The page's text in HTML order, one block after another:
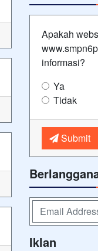
Apakah
informasi?
Ya
Tidak
Submit
Iklan